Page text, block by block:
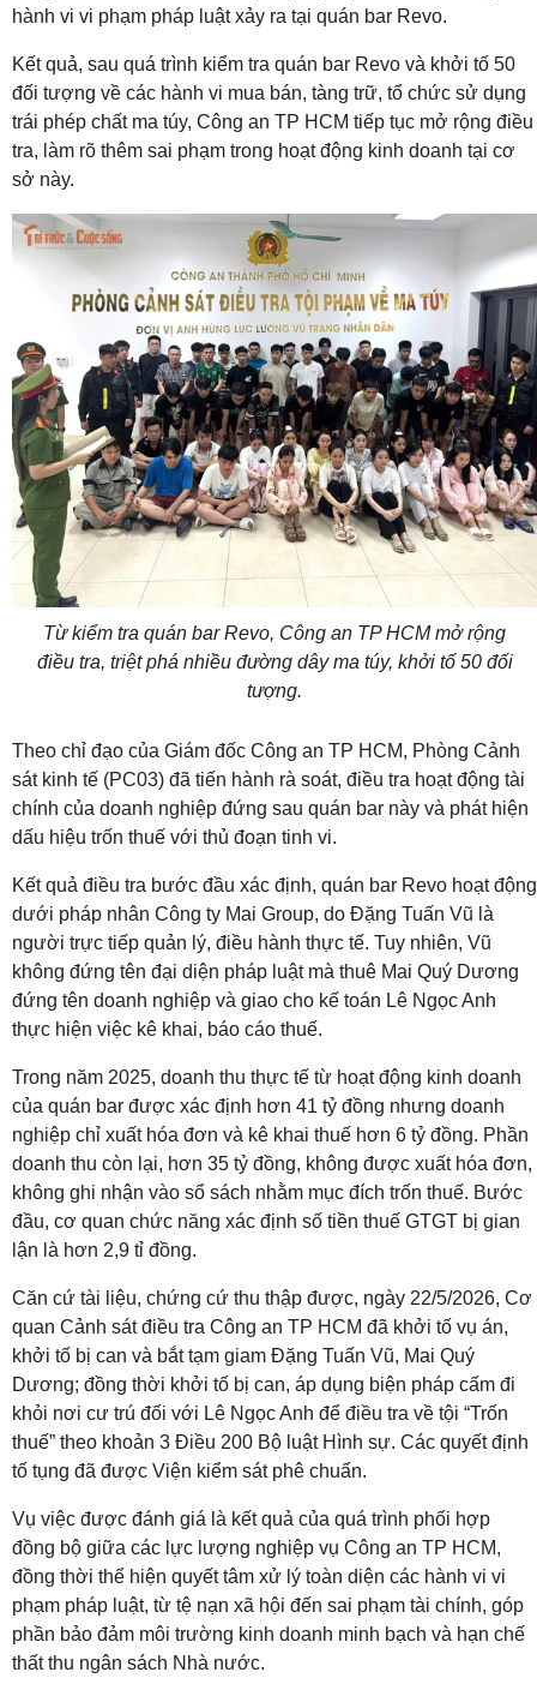
hành vi vi phạm pháp luật xảy ra tại quán bar Revo.
Kết quả, sau quá trình kiểm tra quán bar Revo và khởi tố 50
đối tượng về các hành vi mua bán, tàng trữ, tổ chức sử dụng
trái phép chất ma túy, Công an TP HCM tiếp tục mở rộng điều
tra, làm rõ thêm sai phạm trong hoạt động kinh doanh tại cơ
sở này.
Từ kiểm tra quán bar Revo, Công an TP HCM mở rộng
điều tra, triệt phá nhiều đường dây ma túy, khởi tố 50 đối
tượng.
Theo chỉ đạo của Giám đốc Công an TP HCM, Phòng Cảnh
sát kinh tế (PC03) đã tiến hành rà soát, điều tra hoạt động tài
chính của doanh nghiệp đứng sau quán bar này và phát hiện
dấu hiệu trốn thuế với thủ đoạn tinh vi.
Kết quả điều tra bước đầu xác định, quán bar Revo hoạt động
dưới pháp nhân Công ty Mai Group, do Đặng Tuấn Vũ là
người trực tiếp quản lý, điều hành thực tế. Tuy nhiên, Vũ
không đứng tên đại diện pháp luật mà thuê Mai Quý Dương
đứng tên doanh nghiệp và giao cho kế toán Lê Ngọc Anh
thực hiện việc kê khai, báo cáo thuế.
Trong năm 2025, doanh thu thực tế từ hoạt động kinh doanh
của quán bar được xác định hơn 41 tỷ đồng nhưng doanh
nghiệp chỉ xuất hóa đơn và kê khai thuế hơn 6 tỷ đồng. Phần
doanh thu còn lại, hơn 35 tỷ đồng, không được xuất hóa đơn,
không ghi nhận vào sổ sách nhằm mục đích trốn thuế. Bước
đầu, cơ quan chức năng xác định số tiền thuế GTGT bị gian
lận là hơn 2,9 tỉ đồng.
Căn cứ tài liệu, chứng cứ thu thập được, ngày 22/5/2026, Cơ
quan Cảnh sát điều tra Công an TP HCM đã khởi tố vụ án,
khởi tố bị can và bắt tạm giam Đặng Tuấn Vũ, Mai Quý
Dương; đồng thời khởi tố bị can, áp dụng biện pháp cấm đi
khỏi nơi cư trú đối với Lê Ngọc Anh để điều tra về tội “Trốn
thuế” theo khoản 3 Điều 200 Bộ luật Hình sự. Các quyết định
tố tụng đã được Viện kiểm sát phê chuẩn.
Vụ việc được đánh giá là kết quả của quá trình phối hợp
đồng bộ giữa các lực lượng nghiệp vụ Công an TP HCM,
đồng thời thể hiện quyết tâm xử lý toàn diện các hành vi vi
phạm pháp luật, từ tệ nạn xã hội đến sai phạm tài chính, góp
phần bảo đảm môi trường kinh doanh minh bạch và hạn chế
thất thu ngân sách Nhà nước.